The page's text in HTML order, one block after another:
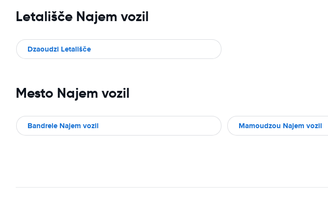
Letališče Najem vozil
Dzaoudzi Letališče
Mesto Najem vozil
Bandrele Najem vozil Mamoudzou Najem vozil